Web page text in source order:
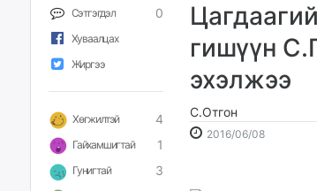
Сэтгэгдэл 0
Хуваалцах
Жиргээ
Хөгжилтэй 4
Гайхамшигтай 1
Гунигтай 3
гишүүн
эхэлжээ
С.Отгон
2016/06/082016-
2026-